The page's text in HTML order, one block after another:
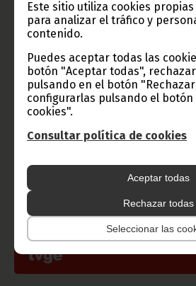
Este sitio utiliza cookies
para analizar el tráfico y
contenido.
Puedes aceptar todas las
botón "Aceptar todas",
pulsando en el botón
configurarlas pulsando el botón
cookies".
Consultar política de cookies
Aceptar todas
Rechazar todas
Seleccionar las
Gobierno e
Información de
TVGE